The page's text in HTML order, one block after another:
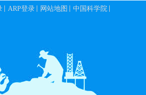
ARP登录 网站地图 中国科学院